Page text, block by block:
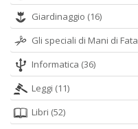
Giardinaggio (16)
Gli speciali di Mani di Fata
Informatica (36)
Leggi (11)
Libri (52)